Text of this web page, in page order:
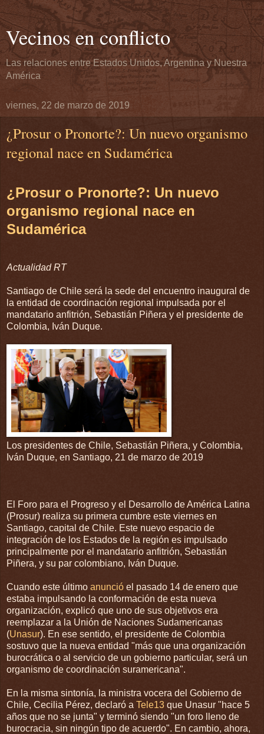
Vecinos en conflicto
Las relaciones entre Estados Unidos, Argentina y Nuestra
América
viernes, 22 de marzo de 2019
¿Prosur o Pronorte?: Un nuevo organismo
regional nace en Sudamérica
¿Prosur o Pronorte?: Un nuevo
organismo regional nace en
Sudamérica
Actualidad RT
Santiago de Chile será la sede del encuentro inaugural de
la entidad de coordinación regional impulsada por el
mandatario anfitrión, Sebastián Piñera y el presidente de
Colombia, Iván Duque.
Los presidentes de Chile, Sebastián Piñera, y Colombia,
Iván Duque, en Santiago, 21 de marzo de 2019
El Foro para el Progreso y el Desarrollo de América Latina
(Prosur) realiza su primera cumbre este viernes en
Santiago, capital de Chile. Este nuevo espacio de
integración de los Estados de la región es impulsado
principalmente por el mandatario anfitrión, Sebastián
Piñera, y su par colombiano, Iván Duque.
Cuando este último anunció el pasado 14 de enero que
estaba impulsando la conformación de esta nueva
organización, explicó que uno de sus objetivos era
reemplazar a la Unión de Naciones Sudamericanas
(Unasur). En ese sentido, el presidente de Colombia
sostuvo que la nueva entidad "más que una organización
burocrática o al servicio de un gobierno particular, será un
organismo de coordinación suramericana".
En la misma sintonía, la ministra vocera del Gobierno de
Chile, Cecilia Pérez, declaró a Tele13 que Unasur "hace 5
años que no se junta" y terminó siendo "un foro lleno de
burocracia, sin ningún tipo de acuerdo". En cambio, ahora,